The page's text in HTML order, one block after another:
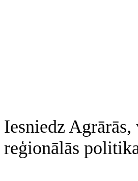
Iesniedz Agrārās,
reģionālās